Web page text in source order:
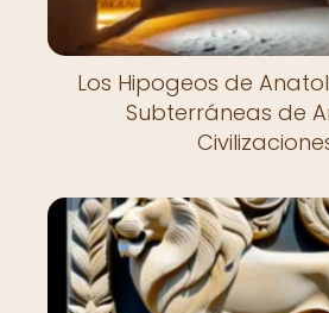
Los Hipogeos de
Subterráneas de